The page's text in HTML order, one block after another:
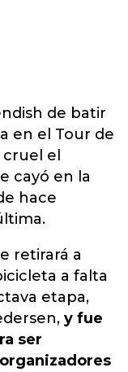
de batir
en el Tour de
el
cayó en la
hace
retirará a
a falta
etapa,
y fue
ser